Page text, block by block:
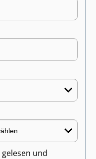
gelesen und